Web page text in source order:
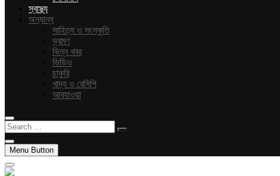
স্বাস্থ্য
অন্যান্য
সাহিত্য ও সংস্কৃতি
ভ্রমণ
ভিন্ন খবর
ভিডিও
চাকুরি
খাদ্য ও রেসিপি
আবহাওয়া
Search
…
Menu Button